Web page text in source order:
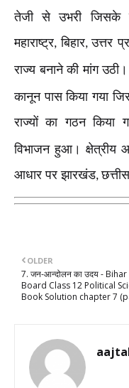
तेजी से उभरी जिसके
महाराष्ट्र,बिहार,उत्तर
राज्य बनाने की मांग उठी।
कानून पास किया गया
राज्यों का गठन किया
विभाजन हुआ। क्षेत्रीय
आधार पर झारखंड,
OLDER
7. जन-आन्दोलन का उदय - Bihar
Board Class 12 Political
Book Solution chapter 7